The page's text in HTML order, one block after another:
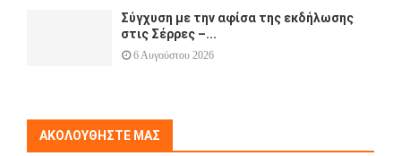
Σύγχυση με την αφίσα της εκδήλωσης
στις Σέρρες –...
6 Αυγούστου 2026
ΑΚΟΛΟΥΘΉΣΤΕ ΜΑΣ